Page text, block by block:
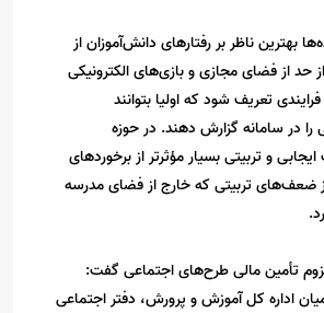
بهترین ناظر بر رفتارهای دانش‌آموزان از
حد از فضای مجازی و بازی‌های الکترونیکی
تعریف شود که اولیا بتوانند
را در سامانه گزارش دهند. در حوزه
و تربیتی بسیار مؤثرتر از برخوردهای
ضعف‌های تربیتی که خارج از فضای مدرسه
لزوم تأمین مالی طرح‌های اجتماعی گفت:
اداره کل آموزش و پرورش، دفتر اجتماعی